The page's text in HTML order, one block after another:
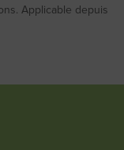
Applicable depuis